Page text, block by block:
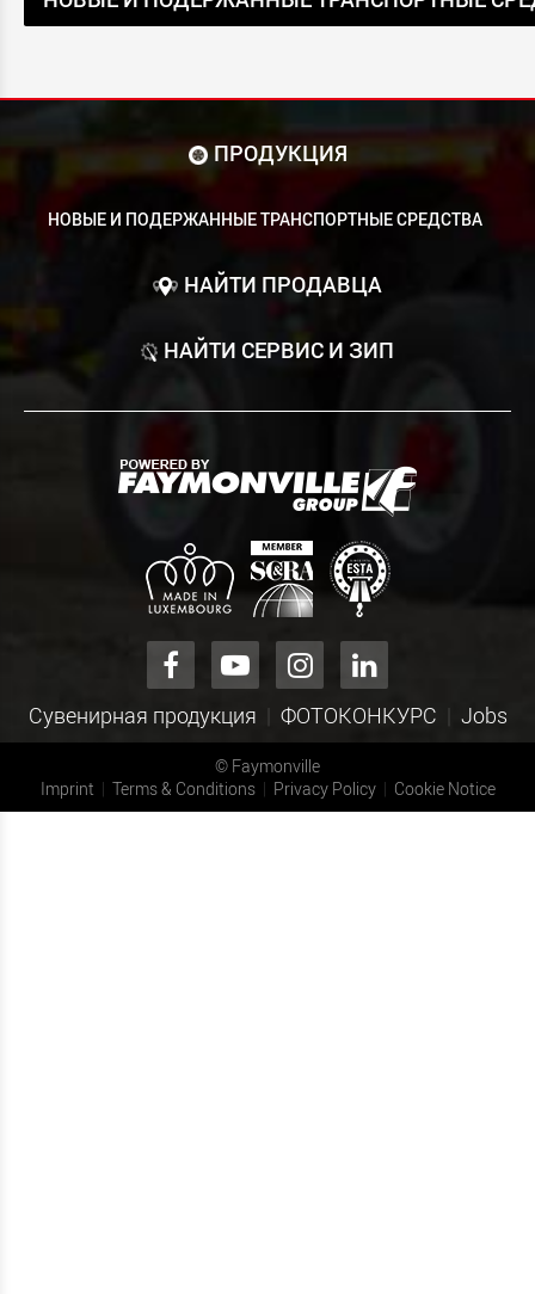
ПРОДУКЦИЯ
НОВЫЕ И ПОДЕРЖАННЫЕ ТРАНСПОРТНЫЕ СРЕДСТВА
НАЙТИ ПРОДАВЦА
НАЙТИ СЕРВИС И ЗИП
Сувенирная продукция ФОТОКОНКУРС Jobs
© Faymonville
Imprint
Terms & Conditions Privacy Policy Cookie Notice